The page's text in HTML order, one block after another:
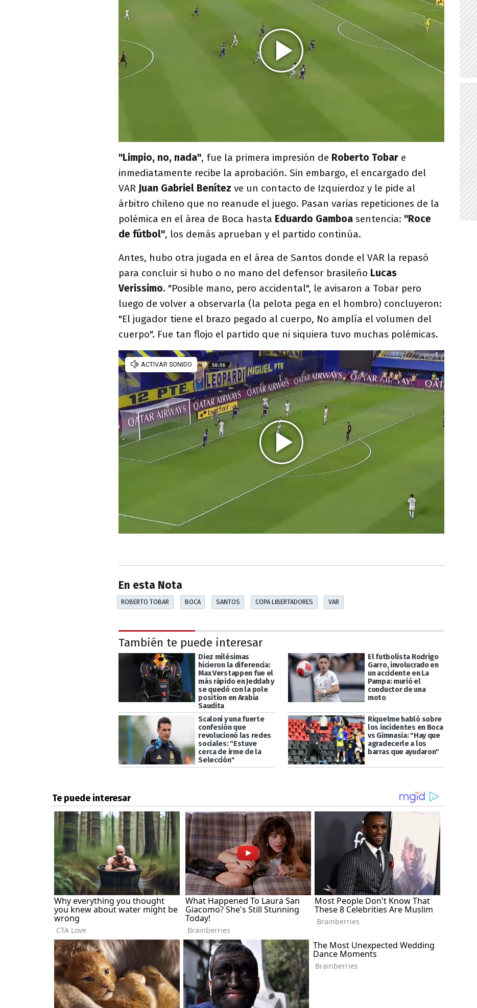
"Limpio, no, nada", fue la primera impresión de Roberto Tobar e
inmediatamente recibe la aprobación. Sin embargo, el encargado del
VAR Juan Gabriel Benítez ve un contacto de Izquierdoz y le pide al
árbitro chileno que no reanude el juego. Pasan varias repeticiones de la
polémica en el área de Boca hasta Eduardo Gamboa sentencia: "Roce
de fútbol", los demás aprueban y el partido continúa.
Antes, hubo otra jugada en el área de Santos donde el VAR la repasó
para concluir si hubo o no mano del defensor brasileño Lucas
Verissimo. "Posible mano, pero accidental", le avisaron a Tobar pero
luego de volver a observarla (la pelota pega en el hombro) concluyeron:
"El jugador tiene el brazo pegado al cuerpo, No amplía el volumen del
cuerpo". Fue tan flojo el partido que ni siquiera tuvo muchas polémicas.
En esta Nota
ROBERTO TOBAR BOCA SANTOS COPA LIBERTADORES VAR
También te puede interesar
Diez milésimas
hicieron la diferencia:
Max Verstappen fue el
más rápido en Jeddah y
se quedó con la pole
position en Arabia
Saudita
El futbolista Rodrigo
Garro, involucrado en
un accidente en La
Pampa: murió el
conductor de una
moto
Scaloni y una fuerte
confesión que
revolucionó las redes
sociales: "Estuve
cerca de irme de la
Selección"
Riquelme habló sobre
los incidentes en Boca
vs Gimnasia: "Hay que
agradecerle a los
barras que ayudaron"